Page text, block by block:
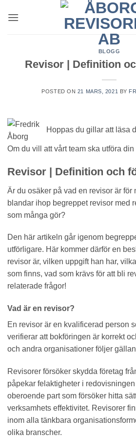
BLOGG
Revisor | Definition
POSTED ON 21 MARS, 2021 BY
Hoppas du gillar att läsa
Om du vill att vårt team ska utföra
Revisor | Definition och
Är du osäker på vad en revisor är för
blandar ihop begreppet revisor med
som många gör?
Den här artikeln går igenom
utförligare. Här kommer därför en
revisor är, vilken uppgift han har,
som finns, vad som krävs för att bli
relaterade frågor!
Vad är en revisor?
En revisor är en kvalificerad person
verifierar att bokföringen är korrekt
och andra organisationer följer
Revisorer försöker skydda företag
påpekar felaktigheter i
oberoende part som försöker hitta
verksamhets effektivitet. Revisorer
inom alla tänkbara
olika branscher.